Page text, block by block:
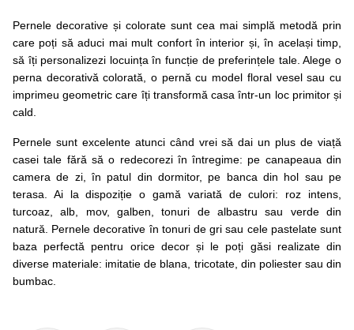
Pernele decorative și colorate sunt cea mai simplă metodă prin
care poți să aduci mai mult confort în interior și, în același timp,
să îți personalizezi locuința în funcție de preferințele tale. Alege o
perna decorativă colorată, o pernă cu model floral vesel sau cu
imprimeu geometric care îți transformă casa într-un loc primitor și
cald.
Pernele sunt excelente atunci când vrei să dai un plus de viață
casei tale fără să o redecorezi în întregime: pe canapeaua din
camera de zi, în patul din dormitor, pe banca din hol sau pe
terasa. Ai la dispoziție o gamă variată de culori: roz intens,
turcoaz, alb, mov, galben, tonuri de albastru sau verde din
natură. Pernele decorative în tonuri de gri sau cele pastelate sunt
baza perfectă pentru orice decor și le poți găsi realizate din
diverse materiale: imitatie de blana, tricotate, din poliester sau din
bumbac.